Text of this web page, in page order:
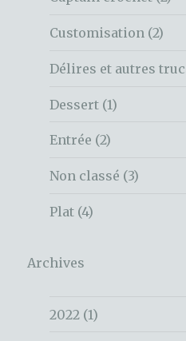
Customisation (2)
Délires et autres
Dessert (1)
Entrée (2)
Non classé (3)
Plat (4)
Archives
2022 (1)